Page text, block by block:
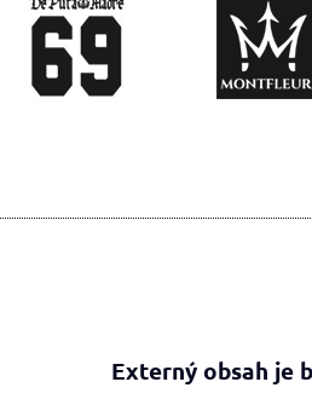
Externý obsah je